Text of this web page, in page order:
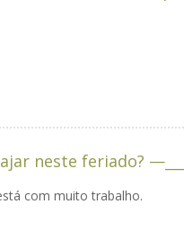
3. —Vocês
com muito trabalho.